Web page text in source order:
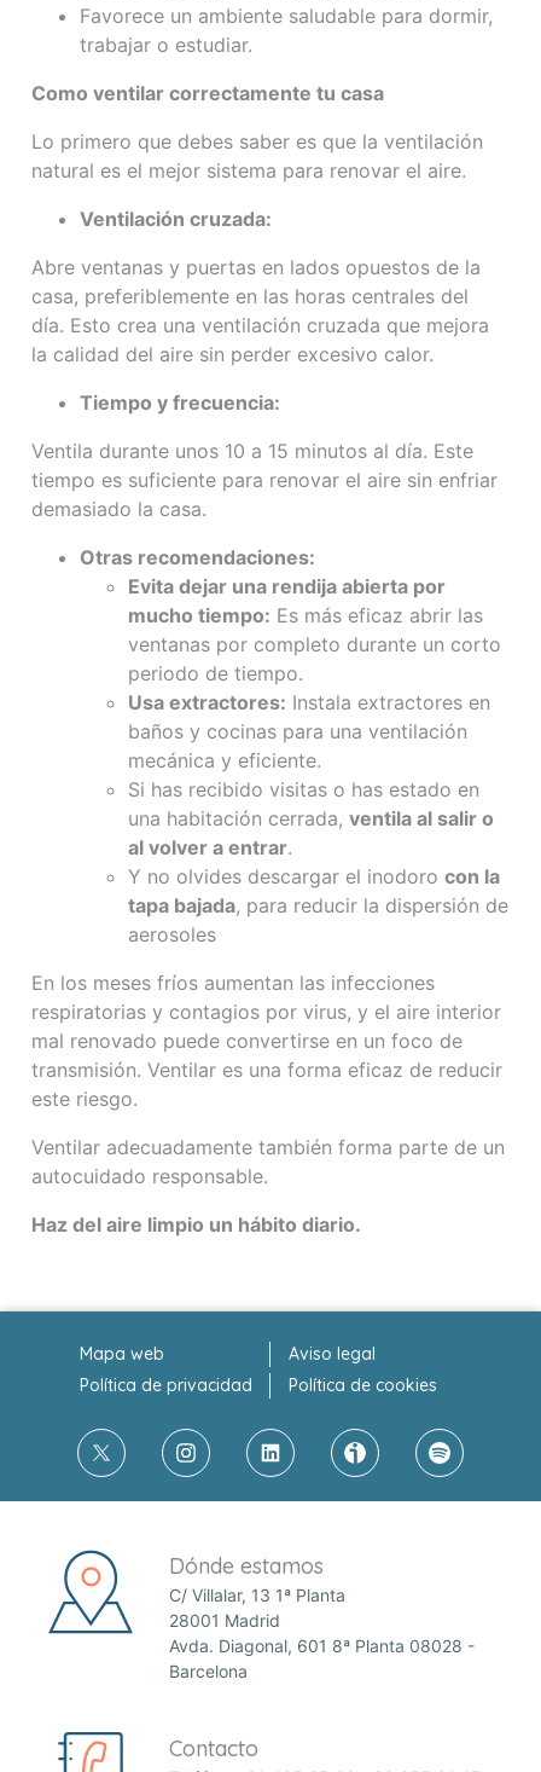
Favorece un ambiente saludable para dormir,
trabajar o estudiar.
Como ventilar correctamente tu casa
Lo primero que debes saber es que la ventilación
natural es el mejor sistema para renovar el aire.
Ventilación cruzada:
Abre ventanas y puertas en lados opuestos de la
casa, preferiblemente en las horas centrales del
día. Esto crea una ventilación cruzada que mejora
la calidad del aire sin perder excesivo calor.
Tiempo y frecuencia:
Ventila durante unos 10 a 15 minutos al día. Este
tiempo es suficiente para renovar el aire sin enfriar
demasiado la casa.
Otras recomendaciones:
Evita dejar una rendija abierta por
mucho tiempo: Es más eficaz abrir las
ventanas por completo durante un corto
periodo de tiempo.
Usa extractores: Instala extractores en
baños y cocinas para una ventilación
mecánica y eficiente.
Si has recibido visitas o has estado en
una habitación cerrada,ventila al salir o
al volver a entrar.
Y no olvides descargar el inodorocon la
tapa bajada, para reducir la dispersión de
aerosoles
En los meses fríos aumentan las infecciones
respiratorias y contagios por virus, y el aire interior
mal renovado puede convertirse en un foco de
transmisión. Ventilar es una forma eficaz de reducir
este riesgo.
Ventilar adecuadamente también forma parte de un
autocuidado responsable.
Haz del aire limpio un hábito diario.
Mapa web
Aviso legal
Política de privacidad
Política de cookies
Dónde estamos
C/ Villalar, 13 1ª Planta
28001 Madrid
Avda. Diagonal, 601 8ª Planta 08028 -
Barcelona
Contacto